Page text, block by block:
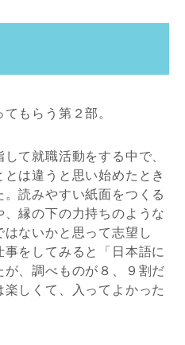
もらう第２部。
て就職活動をする中で、
は違うと思い始めたとき
読みやすい紙面をつくる
縁の下の力持ちのような
ないかと思って志望し
をしてみると「日本語に
、調べものが８、９割だ
しくて、入ってよかった